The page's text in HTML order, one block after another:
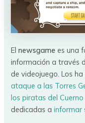
Elnewsgame es una
información a través
de videojuego. Los
ataque a las Torres
los piratas del
dedicadas ainformar